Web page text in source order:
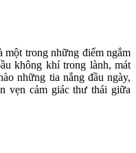
trong những điểm ngắm
không khí trong lành, mát
những tia nắng đầu ngày,
vẹn cảm giác thư thái giữa